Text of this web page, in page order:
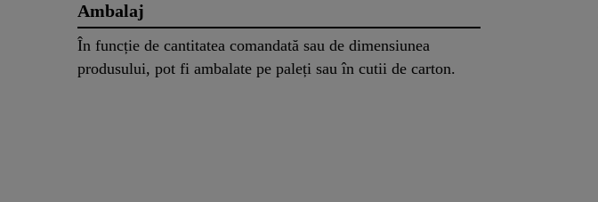
Ambalaj
În funcție de cantitatea comandată sau de dimensiunea
produsului, pot fi ambalate pe paleți sau în cutii de carton.